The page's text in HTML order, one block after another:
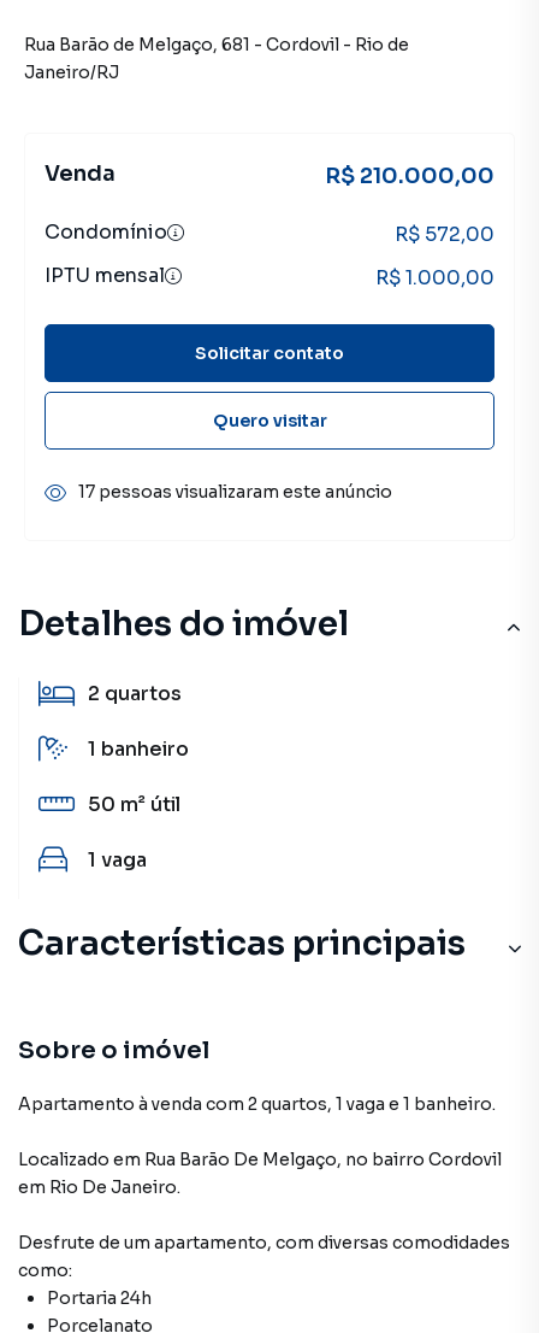
Detalhes do imóvel
2 quartos
1 banheiro
50 m² útil
1 vaga
Características principais
Portaria 24h
Salão de Festas
Elevador
Sobre o imóvel
Apartamento à venda com 2 quartos, 1 vaga e 1 banheiro.
Localizado em Rua Barão De Melgaço, no bairro Cordovil
em Rio De Janeiro.
Desfrute de um apartamento, com diversas comodidades
como:
Portaria 24h
Porcelanato
Rua Barão de Melgaço, 681 - Cordovil - Rio de
Janeiro/RJ
Venda R$ 210.000,00
Condomínio
R$ 572,00
IPTU mensal
R$ 1.000,00
Solicitar contato
Quero visitar
17 pessoas visualizaram este anúncio